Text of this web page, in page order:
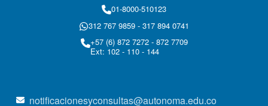
01-8000-510123
312 767 9859 - 317 894 0741
+57 (6) 872 7272 - 872 7709
Ext: 102 - 110 - 144
notificacionesyconsultas@autonoma.edu.co